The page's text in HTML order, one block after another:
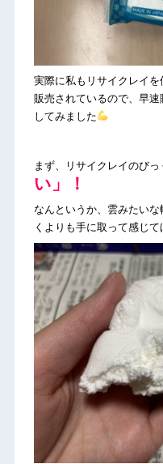
実際に私もリサイクレイ
販売されているので、早
してみました
まず、リサイクレイのびっ
い」！
なんというか、雲みたい
くよりも手に取って感じて